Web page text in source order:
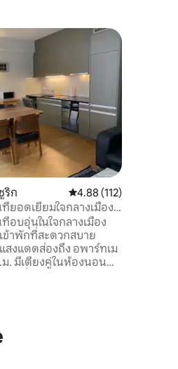
ริก คะแนนเฉลี่ย 4.88 จาก
4.88 (112)
ยอดเยี่ยมใจกลางเมือง
อบอุ่นในใจกลางเมือง
ข้าพักที่สะดวกสบาย
สงแดดส่องถึง อพาร์ทเม
. มีเตียงคู่ในห้องนอน
งสถานี
กม. ไปยังพิพิธภัณฑ์